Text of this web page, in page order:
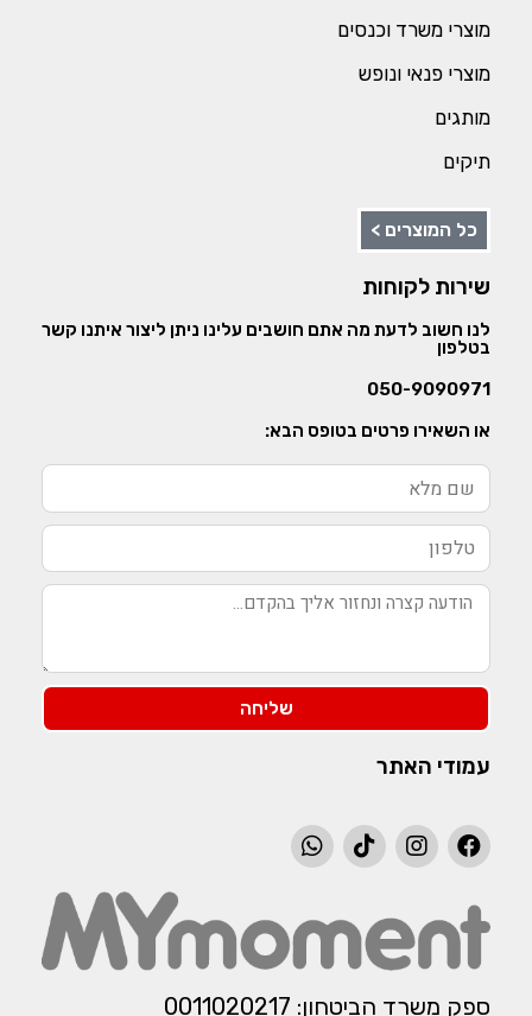
מוצרי משרד וכנסים
מוצרי פנאי ונופש
מותגים
תיקים
כל המוצרים >
שירות לקוחות
לנו חשוב לדעת מה אתם חושבים עלינו ניתן ליצור איתנו קשר
בטלפון
050-9090971
או השאירו פרטים בטופס הבא:
שליחה
עמודי האתר
ספק משרד הביטחון: 0011020217​​